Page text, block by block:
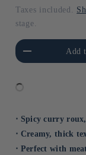
Taxes included.
stage.
amount of Default
Title
Add
⋅ Spicy curry
⋅ Creamy, thick
⋅ Perfect with